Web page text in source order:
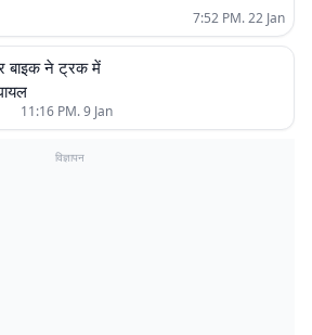
7:52 PM. 22 Jan
बाइक ने ट्रक में
11:16 PM. 9 Jan
विज्ञापन